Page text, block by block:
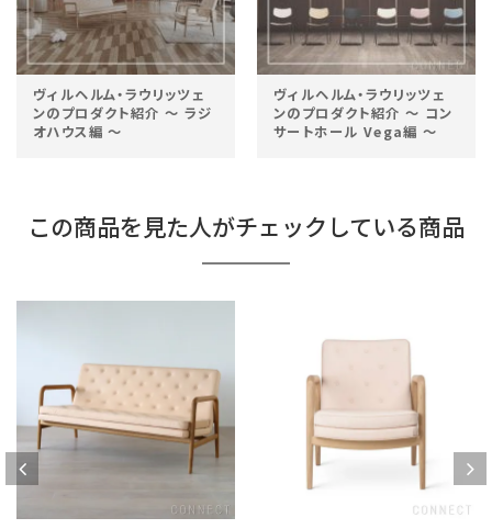
ヴィルヘルム・ラウリッツェ
ンのプロダクト紹介 ～ ラジ
オハウス編 ～
ヴィルヘルム・ラウリッツェ
ンのプロダクト紹介 ～ コン
サートホール Vega編 ～
この商品を見た人がチェックしている商品